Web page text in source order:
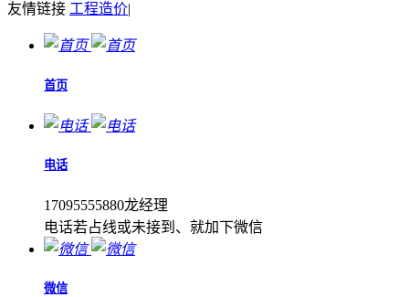
友情链接 工程造价|
首页
电话
17095555880龙经理
电话若占线或未接到、就加下微信
微信